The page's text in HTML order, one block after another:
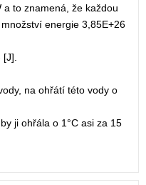
a to znamená, že každou
energie 3,85E+26
[J].
na ohřátí této vody o
ji ohřála o 1°C asi za 15